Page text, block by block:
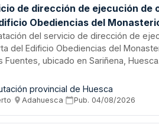
de dirección de ejecución de
Obediencias del
de Las Fuentes en Sariñena
del servicio de dirección de
del Edificio Obediencias del
Fuentes, ubicado en Sariñena,
y restauración de elementos
Provincial de Huesca licita este
las obligaciones y alcance del
provincial de Huesca
· Adahuesca· Pub. 04/08/2026